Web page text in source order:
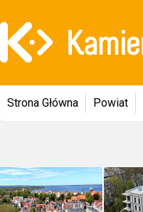
Strona Główna Powiat